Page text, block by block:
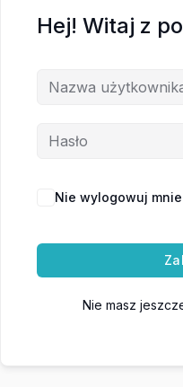
Hej! Witaj z
Nie wylogowuj mnie
Nie masz